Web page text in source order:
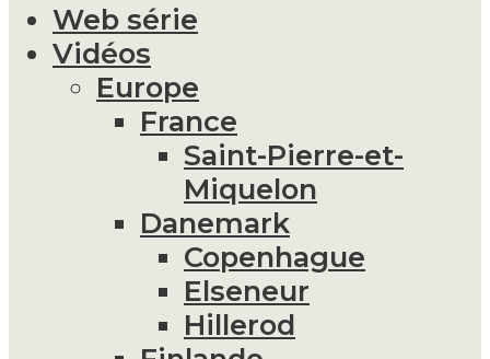
Web série
Vidéos
Europe
France
Saint-Pierre-et-
Miquelon
Danemark
Copenhague
Elseneur
Hillerod